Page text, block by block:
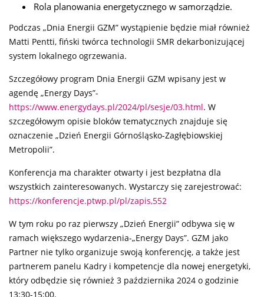
Rola planowania energetycznego w samorządzie.
Podczas „Dnia Energii GZM” wystąpienie będzie miał również
Matti Pentti, fiński twórca technologii SMR dekarbonizującej
system lokalnego ogrzewania.
Szczegółowy program Dnia Energii GZM wpisany jest w
agendę „Energy Days”-
https://www.energydays.pl/2024/pl/sesje/03.html. W
szczegółowym opisie bloków tematycznych znajduje się
oznaczenie „Dzień Energii Górnośląsko-Zagłębiowskiej
Metropolii”.
Konferencja ma charakter otwarty i jest bezpłatna dla
wszystkich zainteresowanych. Wystarczy się zarejestrować:
https://konferencje.ptwp.pl/pl/zapis,552
W tym roku po raz pierwszy „Dzień Energii” odbywa się w
ramach większego wydarzenia-„Energy Days”. GZM jako
Partner nie tylko organizuje swoją konferencję, a także jest
partnerem panelu Kadry i kompetencje dla nowej energetyki,
który odbędzie się również 3 października 2024 o godzinie
13:30-15:00.